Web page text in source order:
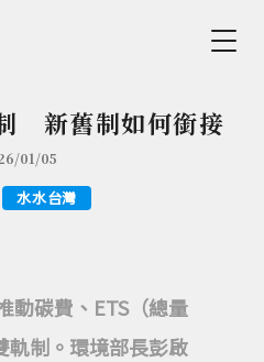
Navigation
content
新舊制如何銜接
01/05
水水台灣
動碳費、ETS（總量
軌制。環境部長彭啟